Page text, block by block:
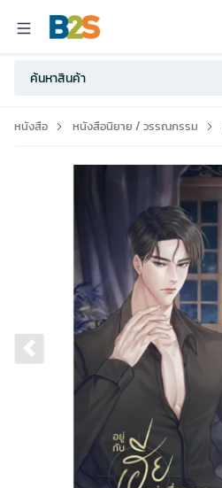
หนังสือ หนังสือนิยาย / วรรณกรรม
Previous slide